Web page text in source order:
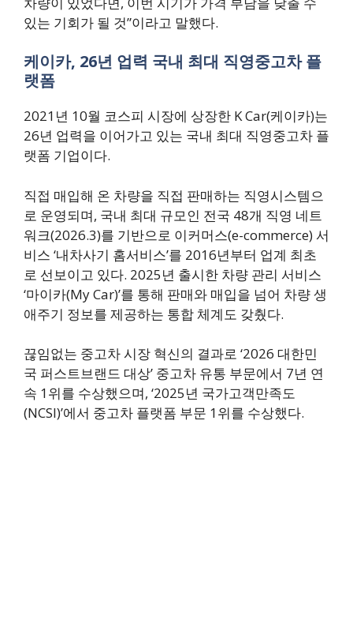
있는 기회가 될 것”이라고 말했다.
케이카, 26년 업력 국내 최대 직영중고차 플
랫폼
2021년 10월 코스피 시장에 상장한 K Car(케이카)는
26년 업력을 이어가고 있는 국내 최대 직영중고차 플
랫폼 기업이다.
직접 매입해 온 차량을 직접 판매하는 직영시스템으
로 운영되며, 국내 최대 규모인 전국 48개 직영 네트
워크(2026.3)를 기반으로 이커머스(e-commerce) 서
비스 ‘내차사기 홈서비스’를 2016년부터 업계 최초
로 선보이고 있다. 2025년 출시한 차량 관리 서비스
‘마이카(My Car)’를 통해 판매와 매입을 넘어 차량 생
애주기 정보를 제공하는 통합 체계도 갖췄다.
끊임없는 중고차 시장 혁신의 결과로 ‘2026 대한민
국 퍼스트브랜드 대상’ 중고차 유통 부문에서 7년 연
속 1위를 수상했으며, ‘2025년 국가고객만족도
(NCSI)’에서 중고차 플랫폼 부문 1위를 수상했다.